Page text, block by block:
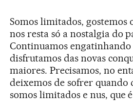
Somos limitados, gostemos
nos resta só a nostalgia do
Continuamos engatinhando
disfrutamos das novas
maiores. Precisamos, no
deixemos de sofrer quando
somos limitados e nus, que